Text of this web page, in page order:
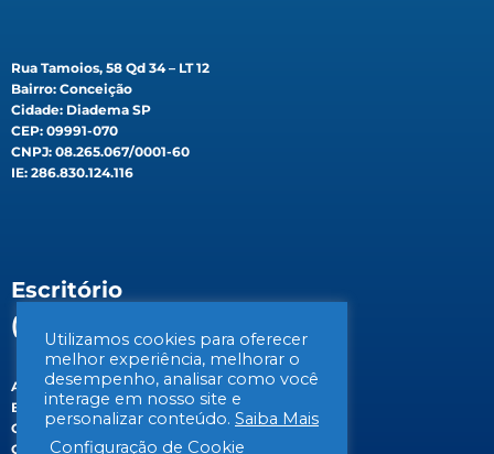
Rua Tamoios, 58 Qd 34 – LT 12
Bairro: Conceição
Cidade: Diadema SP
CEP: 09991-070
CNPJ: 08.265.067/0001-60
IE: 286.830.124.116
Escritório
(Filial)
Av. Gen. Valdomiro de Lima, 647B
Bairro: Jabaquara
Cidade: São Paulo/SP
CEP: 04344-070
Utilizamos cookies para oferecer
melhor experiência, melhorar o
desempenho, analisar como você
interage em nosso site e
personalizar conteúdo. Saiba Mais
Configuração de Cookie